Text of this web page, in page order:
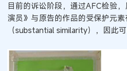
目前的诉讼阶段，通过AFC检验
演员》与原告的作品的受保护元
（substantial similarity），因此